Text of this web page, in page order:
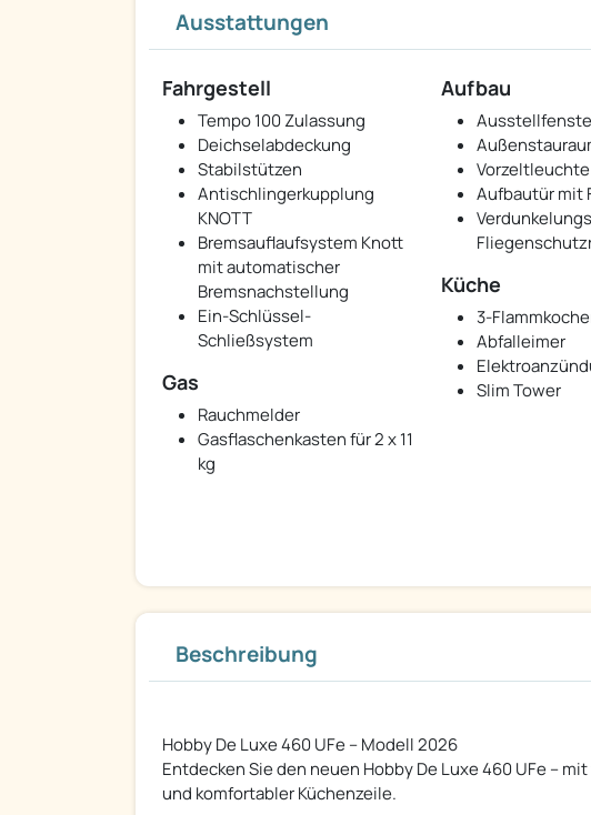
Ausstattungen
Fahrgestell
Tempo 100 Zulassung
Deichselabdeckung
Stabilstützen
Antischlingerkupplung
KNOTT
Bremsauflaufsystem Knott
mit automatischer
Bremsnachstellung
Ein-Schlüssel-
Schließsystem
Aufbau
Vorzeltleuchte
Aufbautür mit
Küche
3-
Abfalleimer
Slim Tower
Gas
Rauchmelder
Gasflaschenkasten für 2 x 11
kg
Beschreibung
Hobby De Luxe 460 UFe – Modell 2026
Entdecken Sie den neuen Hobby De Luxe 460 UFe –
und komfortabler Küchenzeile.